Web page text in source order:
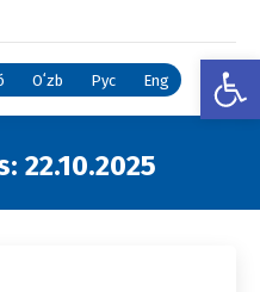
Oʻzb Рус Eng
22.10.2025